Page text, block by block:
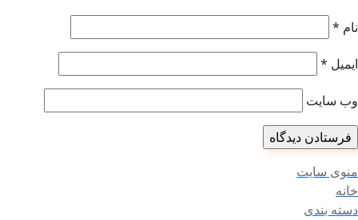
نام *
ایمیل *
وب‌ سایت
منوی سایت
خانه
دسته بندی